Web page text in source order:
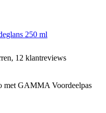
250 ml
12 klantreviews
met GAMMA Voordeelpas